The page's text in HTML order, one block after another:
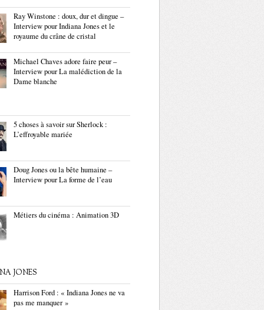
Ray Winstone : doux, dur et dingue –
Interview pour Indiana Jones et le
royaume du crâne de cristal
Michael Chaves adore faire peur –
Interview pour La malédiction de la
Dame blanche
5 choses à savoir sur Sherlock :
L’effroyable mariée
Doug Jones ou la bête humaine –
Interview pour La forme de l’eau
Métiers du cinéma : Animation 3D
JONES
Harrison Ford : « Indiana Jones ne va
pas me manquer »